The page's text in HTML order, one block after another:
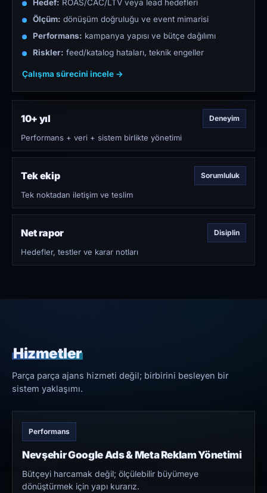
Hedef: ROAS/CAC/LTV veya lead hedefleri
Ölçüm: dönüşüm doğruluğu ve event mimarisi
Performans: kampanya yapısı ve bütçe dağılımı
Riskler: feed/katalog hataları, teknik engeller
Çalışma sürecini incele →
10+ yıl Deneyim
Performans + veri + sistem birlikte yönetimi
Tek ekip Sorumluluk
Tek noktadan iletişim ve teslim
Net rapor Disiplin
Hedefler, testler ve karar notları
Hizmetler
Parça parça ajans hizmeti değil; birbirini besleyen bir
sistem yaklaşımı.
Performans
Nevşehir Google Ads & Meta Reklam Yönetimi
Bütçeyi harcamak değil; ölçülebilir büyümeye
dönüştürmek için yapı kurarız.